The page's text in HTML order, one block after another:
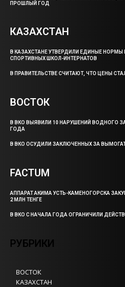
ПРОШЛЫЙ ГОД
КАЗАХСТАН
В КАЗАХСТАНЕ УТВЕРДИЛИ ЕДИНЫЕ
СПОРТИВНЫХ ШКОЛ-ИНТЕРНАТОВ
В ПРАВИТЕЛЬСТВЕ СЧИТАЮТ, ЧТО ЦЕНЫ
ВОСТОК
В ВКО ВЫЯВИЛИ 10 НАРУШЕНИЙ ВОДНОГО
ГОДА
В ВКО ОСУДИЛИ ЗАКЛЮЧЕННЫХ ЗА
FACTUM
АППАРАТ АКИМА УСТЬ-КАМЕНОГОРСКА
2 МЛН ТЕНГЕ
В ВКО С НАЧАЛА ГОДА ОГРАНИЧИЛИ
РУБРИКИ
ВОСТОК
КАЗАХСТАН